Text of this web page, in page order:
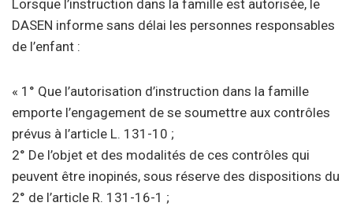
Lorsque l’instruction dans la famille est autorisée, le
DASEN informe sans délai les personnes responsables
de l’enfant :
« 1° Que l’autorisation d’instruction dans la famille
emporte l’engagement de se soumettre aux contrôles
prévus à l’article L. 131-10 ;
2° De l’objet et des modalités de ces contrôles qui
peuvent être inopinés, sous réserve des dispositions du
2° de l’article R. 131-16-1 ;